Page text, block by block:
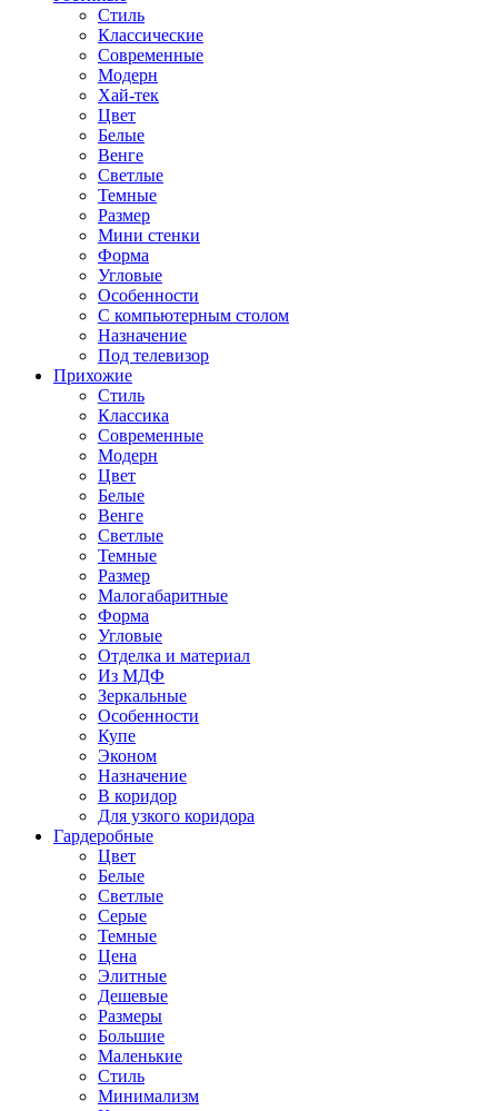
Стиль
Классические
Современные
Модерн
Хай-тек
Цвет
Белые
Венге
Светлые
Темные
Размер
Мини стенки
Форма
Угловые
Особенности
С компьютерным столом
Назначение
Под телевизор
Прихожие
Стиль
Классика
Современные
Модерн
Цвет
Белые
Венге
Светлые
Темные
Размер
Малогабаритные
Форма
Угловые
Отделка и материал
Из МДФ
Зеркальные
Особенности
Купе
Эконом
Назначение
В коридор
Для узкого коридора
Гардеробные
Цвет
Белые
Светлые
Серые
Темные
Цена
Элитные
Дешевые
Размеры
Большие
Маленькие
Стиль
Минимализм